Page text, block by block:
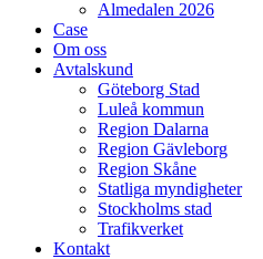
Almedalen 2026
Case
Om oss
Avtalskund
Göteborg Stad
Luleå kommun
Region Dalarna
Region Gävleborg
Region Skåne
Statliga myndigheter
Stockholms stad
Trafikverket
Kontakt